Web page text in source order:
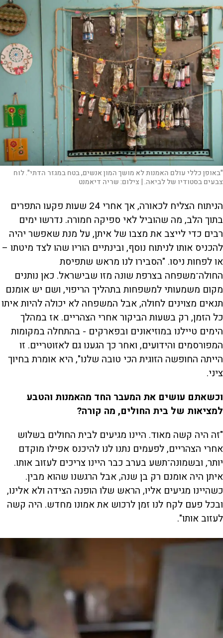
"באופן כללי עולם האמנות לא מושך המון אנשים, בטח במגזר הדתי". לוח
צבעים בסטודיו של לביאה. | צילום:שריה דיאמנט
הניתוח הצליח לכאורה, אך אחרי 24 שעות פקעו התפרים
בתוך הלב, מה שהוביל לאי ספיקה חמורה. נדרשו ימים
רבים כדי לייצב את מצבו של איתן, על מנת שאפשר יהיה
להכניס אותו לניתוח נוסף, ובינתיים הוריו שהו לצד מיטתו –
או לפחות ניסו. "הסבירו לנו מראש שתפיסת
החולה־משפחה בצרפת שונה מזו שבישראל. כאן נותנים
מקום משמעותי למשפחות בתהליך הריפוי, ושם יש אומנם
תנאים מצוינים לחולה, אבל המשפחה לא יכולה להיות איתו
כל הזמן, רק בשעות הביקור אחרי הצהריים. אז במהלך
הימים טיילנו במוזיאונים ובפארקים - בהתחלה במקומות
המפורסמים והידועים, ואחר כך הגענו גם לאזוטריים. זו
הייתה החופשה הזוגית הכי טובה שלנו", היא אומרת בחיוך
ציני.
וכשאתם עושים את המעבר החד מהאמנות והטבע
למציאות של בית החולים, מה קורה?
"זה היה קשה מאוד. היינו מגיעים לבית החולים בשלוש
אחרי הצהריים, לפעמים נתנו לנו להיכנס אפילו מוקדם
יותר, ובשמונה־תשע בערב כבר היינו צריכים לעזוב אותו.
איתן היה אומנם רק בן שנה, אבל הרגשנו שהוא מבין.
כשהיינו מגיעים אליו, הראש שלו הופנה הצידה ולא אלינו,
ובכל פעם לקח לנו זמן לרכוש את אמונו מחדש. היה קשה
לעזוב אותו".